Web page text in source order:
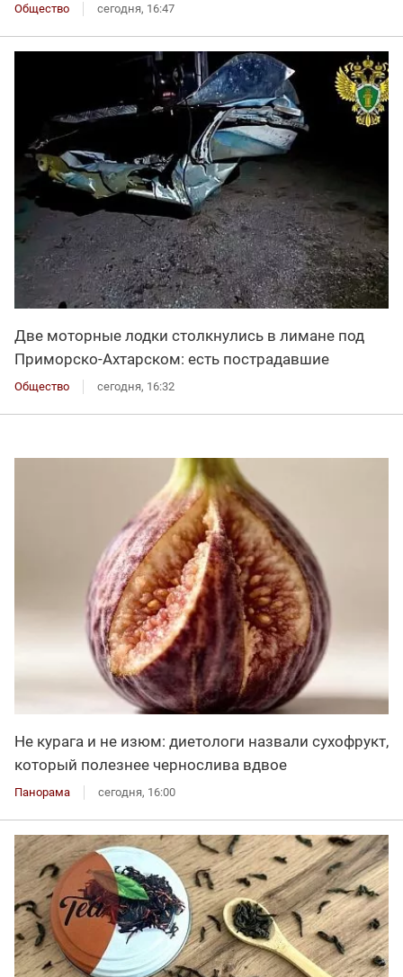
Общество сегодня, 16:47
Две моторные лодки столкнулись в лимане под
Приморско-Ахтарском: есть пострадавшие
Общество сегодня, 16:32
Не курага и не изюм: диетологи назвали сухофрукт,
который полезнее чернослива вдвое
Панорама сегодня, 16:00